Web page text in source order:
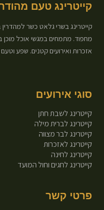
קייטרינג טעם
קייטרינג בשרי גלאט כשר
מחפוד. מתמחים במגשי אוכל
אזכרות ואירועים קטנים. שפע
סוגי אירועים
קייטרינג לשבת חתן
קייטרינג לברית מילה
קייטרינג לבר מצווה
קייטרינג לאזכרות
קייטרינג לחינה
קייטרינג לחגים וחול המועד
פרטי קשר